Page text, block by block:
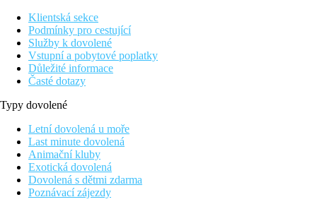
Klientská sekce
Podmínky pro cestující
Služby k dovolené
Vstupní a pobytové poplatky
Důležité informace
Časté dotazy
Typy dovolené
Letní dovolená u moře
Last minute dovolená
Animační kluby
Exotická dovolená
Dovolená s dětmi zdarma
Poznávací zájezdy